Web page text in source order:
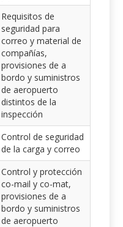
Requisitos de
seguridad para
correo y material de
compañías,
provisiones de a
bordo y suministros
de aeropuerto
distintos de la
inspección
Control de seguridad
de la carga y correo
Control y protección
co-mail y co-mat,
provisiones de a
bordo y suministros
de aeropuerto